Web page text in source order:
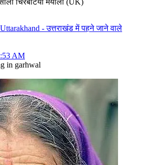
- उत्तराखंड में पहने जाने वाले
AM
in garhwal